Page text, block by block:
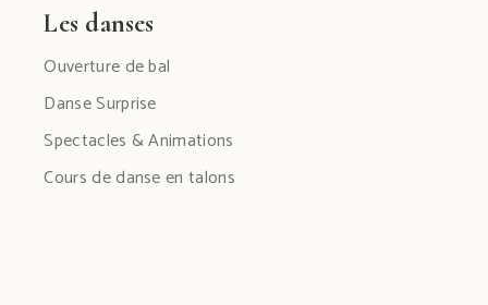
Les danses
Ouverture de bal
Danse Surprise
Spectacles & Animations
Cours de danse en talons